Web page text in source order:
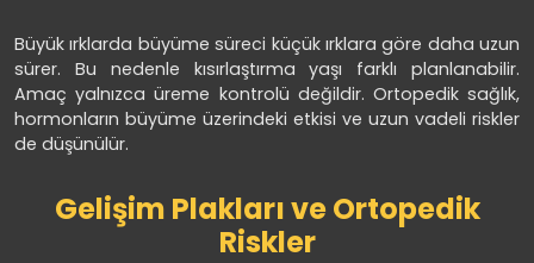
Büyük ırklarda büyüme süreci küçük ırklara göre daha uzun
sürer. Bu nedenle kısırlaştırma yaşı farklı planlanabilir.
Amaç yalnızca üreme kontrolü değildir. Ortopedik sağlık,
hormonların büyüme üzerindeki etkisi ve uzun vadeli riskler
de düşünülür.
Gelişim Plakları ve Ortopedik
Riskler